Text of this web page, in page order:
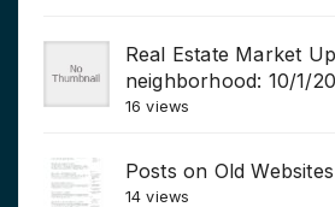
Real Estate Market
neighborhood: 10/1/
16 views
Posts on Old
14 views